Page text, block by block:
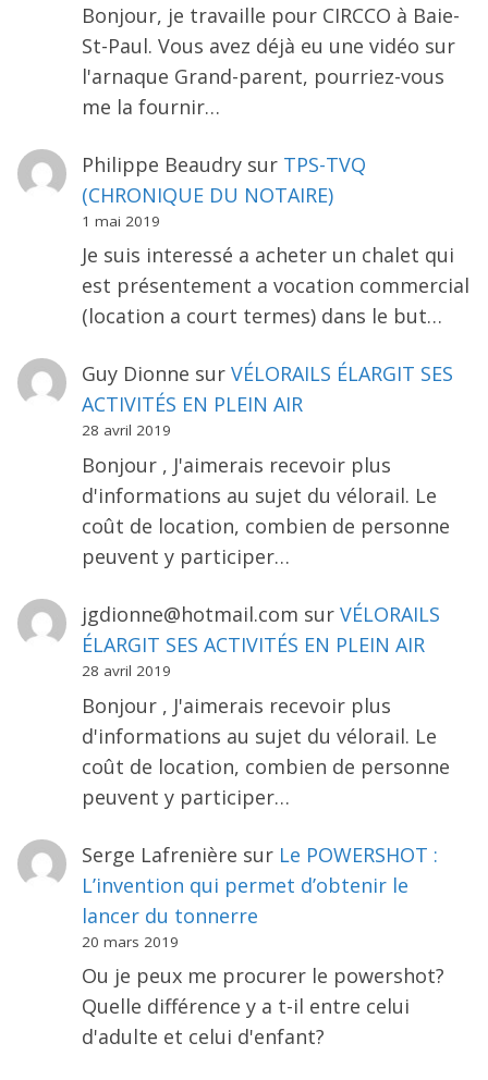
Bonjour, je travaille pour CIRCCO à Baie-
St-Paul. Vous avez déjà eu une vidéo sur
l'arnaque Grand-parent, pourriez-vous
me la fournir…
Philippe Beaudrysur TPS-TVQ
(CHRONIQUE DU NOTAIRE)
1 mai 2019
Je suis interessé a acheter un chalet qui
est présentement a vocation commercial
(location a court termes) dans le but…
Guy Dionne sur VÉLORAILS ÉLARGIT SES
ACTIVITÉS EN PLEIN AIR
28 avril 2019
Bonjour , J'aimerais recevoir plus
d'informations au sujet du vélorail. Le
coût de location, combien de personne
peuvent y participer…
jgdionne@hotmail.com sur VÉLORAILS
ÉLARGIT SES ACTIVITÉS EN PLEIN AIR
28 avril 2019
Bonjour , J'aimerais recevoir plus
d'informations au sujet du vélorail. Le
coût de location, combien de personne
peuvent y participer…
Serge Lafrenière sur Le POWERSHOT :
L’invention qui permet d’obtenir le
lancer du tonnerre
20 mars 2019
Ou je peux me procurer le powershot?
Quelle différence y a t-il entre celui
d'adulte et celui d'enfant?